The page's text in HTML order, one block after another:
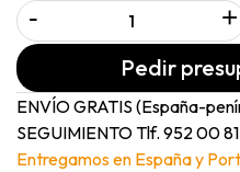
- +
Pedir
ENVÍO GRATIS (España-
SEGUIMIENTO Tlf. 952 00 81
Entregamos en España y